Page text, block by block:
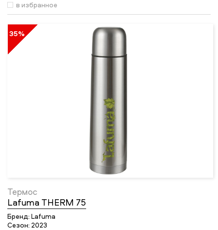
в избранное
35%
Термос
Lafuma THERM 75
Бренд: Lafuma
Сезон: 2023